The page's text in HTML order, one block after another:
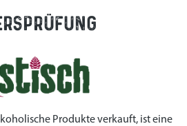
Produkte verkauft, ist eine